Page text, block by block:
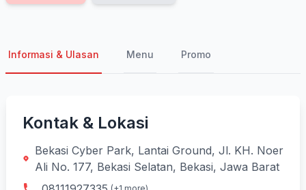
Informasi & Ulasan Menu Promo
Kontak & Lokasi
Bekasi Cyber Park, Lantai Ground, Jl. KH. Noer
Ali No. 177, Bekasi Selatan, Bekasi, Jawa Barat